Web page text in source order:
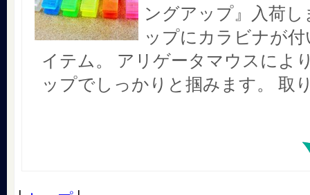
ングアップ』入荷
ップにカラビナが
イテム。 アリゲータマウスによ
ップでしっかりと掴みます。 取